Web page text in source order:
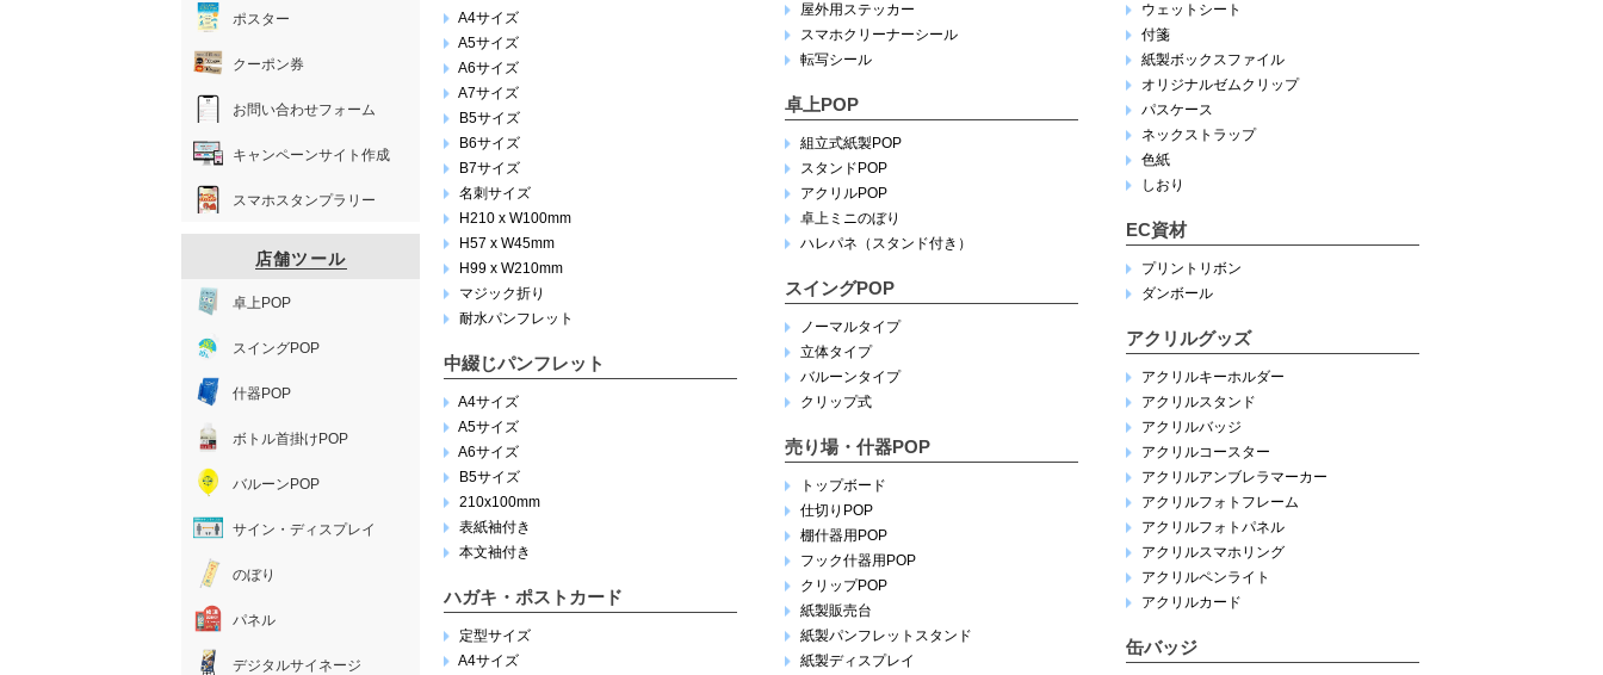
A4サイズ
A5サイズ
A6サイズ
A7サイズ
B5サイズ
B6サイズ
B7サイズ
名刺サイズ
H210 x W100mm
H57 x W45mm
H99 x W210mm
マジック折り
耐水パンフレット
中綴じパンフレット
A4サイズ
A5サイズ
A6サイズ
B5サイズ
210x100mm
表紙袖付き
本文袖付き
ハガキ・ポストカード
定型サイズ
A4サイズ
屋外用ステッカー
スマホクリーナーシール
転写シール
卓上POP
組立式紙製POP
スタンドPOP
アクリルPOP
卓上ミニのぼり
ハレパネ（スタンド付き）
スイングPOP
ノーマルタイプ
立体タイプ
バルーンタイプ
クリップ式
売り場・什器POP
トップボード
仕切りPOP
棚什器用POP
フック什器用POP
クリップPOP
紙製販売台
紙製パンフレットスタンド
紙製ディスプレイ
ウェットシート
付箋
紙製ボックスファイル
オリジナルゼムクリップ
パスケース
ネックストラップ
色紙
しおり
EC資材
プリントリボン
ダンボール
アクリルグッズ
アクリルキーホルダー
アクリルスタンド
アクリルバッジ
アクリルコースター
アクリルアンブレラマーカー
アクリルフォトフレーム
アクリルフォトパネル
アクリルスマホリング
アクリルペンライト
アクリルカード
缶バッジ
ポスター
クーポン券
お問い合わせフォーム
キャンペーンサイト作成
スマホスタンプラリー
店舗ツール
卓上POP
スイングPOP
什器POP
ボトル首掛けPOP
バルーンPOP
サイン・ディスプレイ
のぼり
パネル
デジタルサイネージ